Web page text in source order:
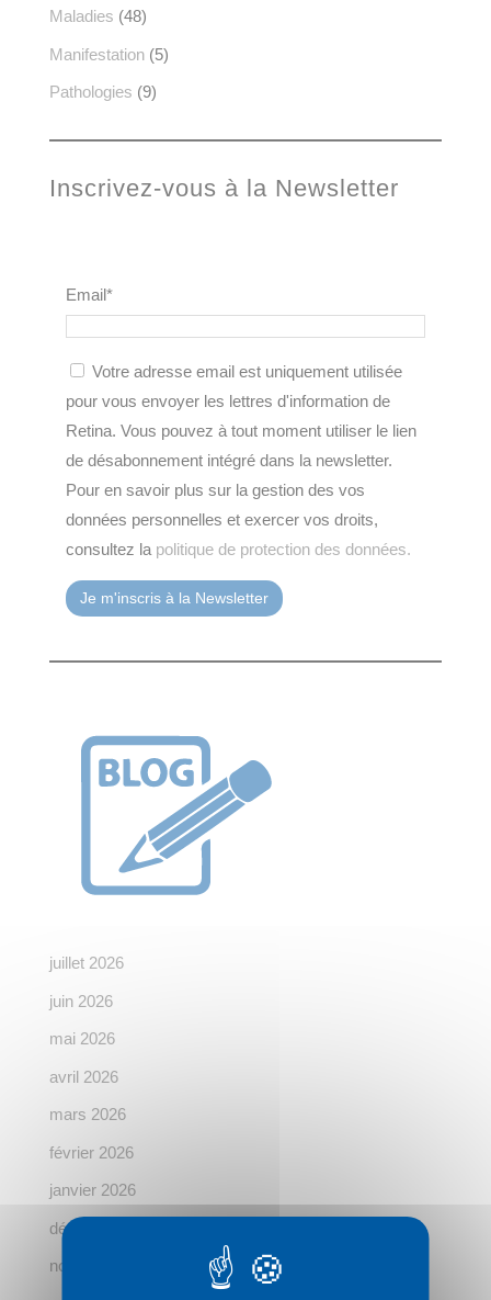
Maladies (48)
Manifestation(5)
Pathologies (9)
Inscrivez-vous à la Newsletter
Email*
Votre adresse email est uniquement utilisée
pour vous envoyer les lettres d'information de
Retina. Vous pouvez à tout moment utiliser le lien
de désabonnement intégré dans la newsletter.
Pour en savoir plus sur la gestion des vos
données personnelles et exercer vos droits,
consultez la politique de protection des données.
juillet 2026
juin 2026
mai 2026
avril 2026
mars 2026
février 2026
janvier 2026
décembre 2025
novembre 2025